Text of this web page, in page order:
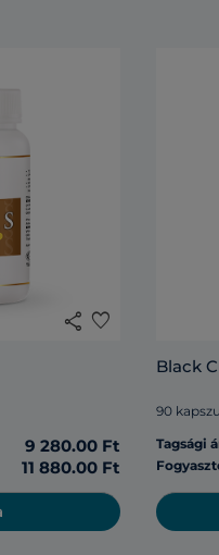
share favorite
9 280.00 Ft
11 880.00 Ft
Black
90
Tagsági